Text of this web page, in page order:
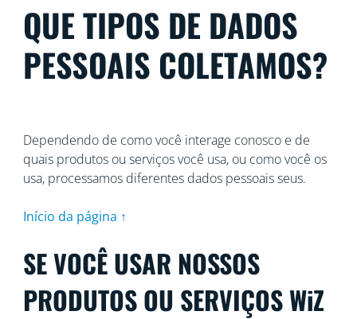
QUE TIPOS DE DADOS
PESSOAIS COLETAMOS?
Dependendo de como você interage conosco e de
quais produtos ou serviços você usa, ou como você os
usa, processamos diferentes dados pessoais seus.
Início da página ↑
SE VOCÊ USAR NOSSOS
PRODUTOS OU SERVIÇOS WiZ